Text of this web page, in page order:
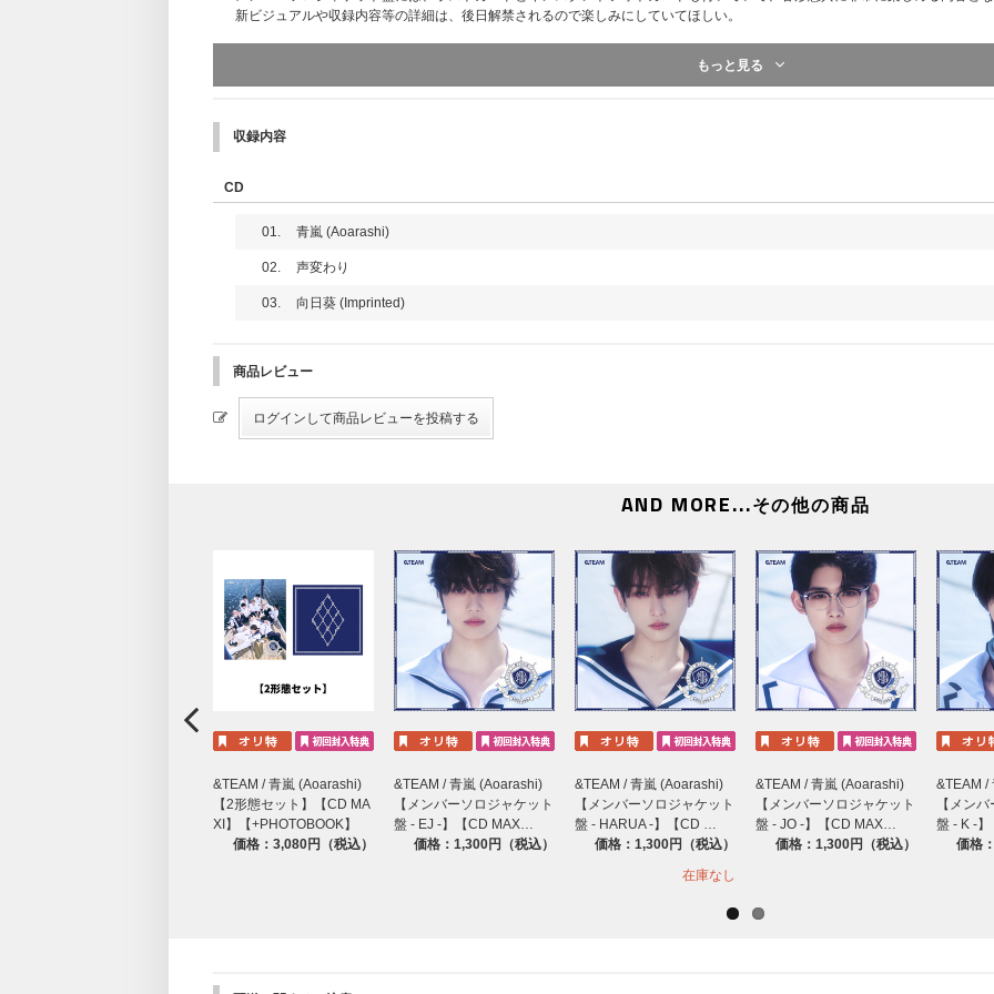
※③のユニットミート＆グリートのユニット組み合わせは
[愛知会場]EJ & FUMA & HARUA / K & JO / NICHOLAS &
※⑤はメンバー全員とお客様1名のグリーティングではご
※商品受取日と上記スケジュールを必ずご自身でご確認の
※イベントの詳細・応募期間はHPよりご確認ください。
https://www.universal-music.co.jp/andteam/news/
新ビジュアルや収録内容等の詳細は、後日解禁されるので楽しみにしていてほしい。
・INSTANT PHOTO CARD（メンバー別1枚）
もっと見る
収録内容
CD
01. 青嵐 (Aoarashi)
02. 声変わり
03. 向日葵 (Imprinted)
商品レビュー
AND MORE...その他の商品
&TEAM / 青嵐 (Aoarashi)
【2形態セット】【CD MA
XI】【+PHOTOBOOK】
価格：3,080円（税込）
&TEAM / 青嵐 (Aoarashi)
【メンバーソロジャケット
盤 - EJ -】【CD MAX…
価格：1,300円（税込）
&TEAM / 青嵐 (Aoarashi)
【メンバーソロジャケット
盤 - HARUA -】【CD …
価格：1,300円（税込）
在庫なし
&TEAM / 青嵐 (Aoarashi)
【メンバーソロジャケット
盤 - JO -】【CD MAX…
価格：1,300円（税込）
&TEAM /
【メン
盤 - K -】
価格